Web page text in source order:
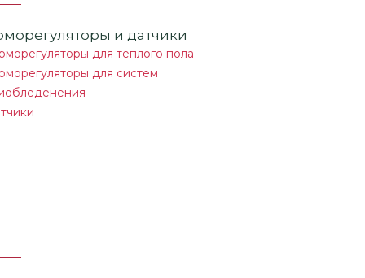
и датчики
для теплого пола
для систем